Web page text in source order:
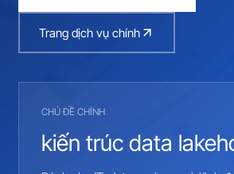
Trang dịch vụ chính
CHỦ ĐỀ CHÍNH
kiến trúc data